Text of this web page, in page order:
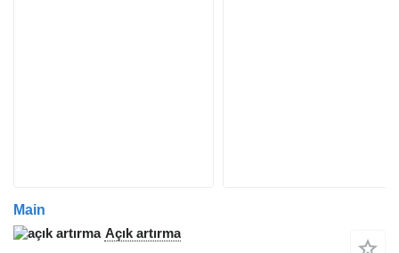
Main
Açık artırma